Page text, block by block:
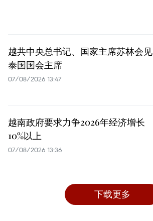
越共中央总书记、国家主席苏林会见
泰国国会主席
07/08/2026 13:47
越南政府要求力争2026年经济增长
10%以上
07/08/2026 13:36
下载更多